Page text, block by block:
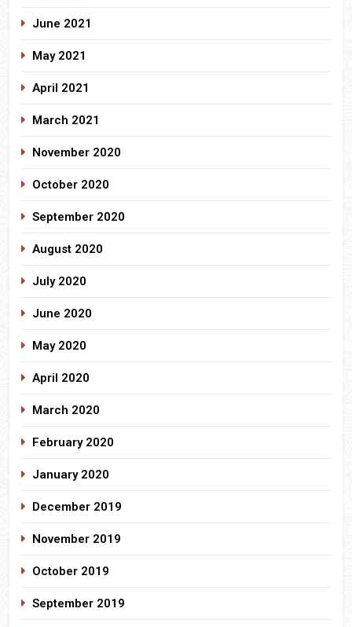
June 2021
May 2021
April 2021
March 2021
November 2020
October 2020
September 2020
August 2020
July 2020
June 2020
May 2020
April 2020
March 2020
February 2020
January 2020
December 2019
November 2019
October 2019
September 2019